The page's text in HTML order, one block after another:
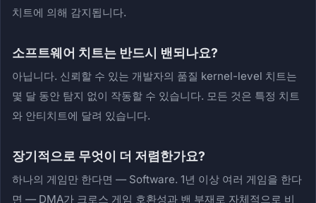
치트에 의해 감지됩니다.
소프트웨어 치트는 반드시 밴되나요?
아닙니다. 신뢰할 수 있는 개발자의 품질 kernel-level 치트는
몇 달 동안 탐지 없이 작동할 수 있습니다. 모든 것은 특정 치트
와 안티치트에 달려 있습니다.
장기적으로 무엇이 더 저렴한가요?
하나의 게임만 한다면 — Software. 1년 이상 여러 게임을 한다
면 — DMA가 크로스 게임 호환성과 밴 부재로 자체적으로 비